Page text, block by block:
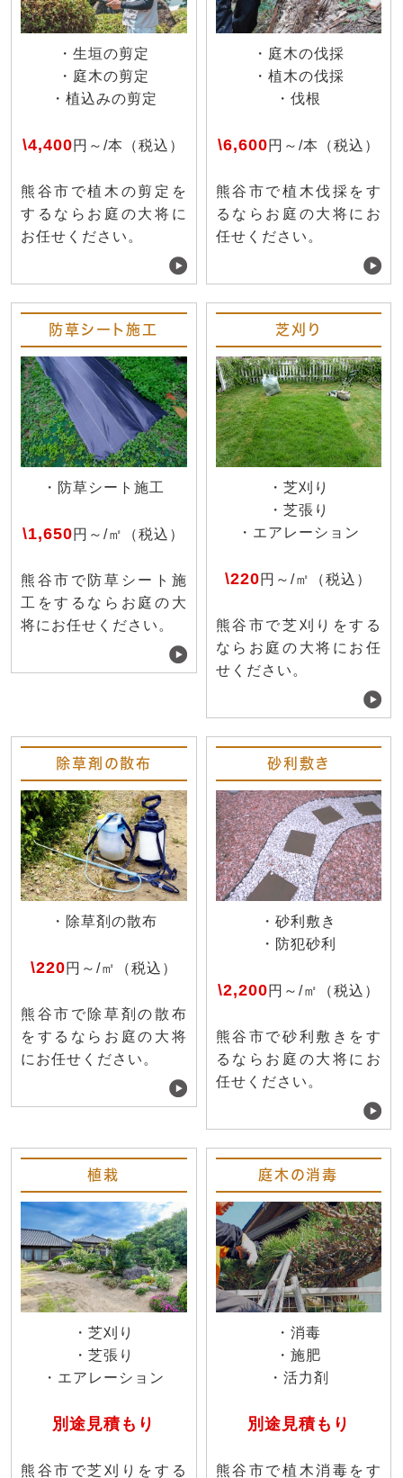
・生垣の剪定
・庭木の剪定
・植込みの剪定
\4,400円～/本（税込）
熊谷市で植木の剪定を
するならお庭の大将に
お任せください。
・庭木の伐採
・植木の伐採
・伐根
\6,600円～/本（税込）
熊谷市で植木伐採をす
るならお庭の大将にお
任せください。
防草シート施工
・防草シート施工
\1,650円～/㎡（税込）
熊谷市で防草シート施
工をするならお庭の大
将にお任せください。
芝刈り
・芝刈り
・芝張り
・エアレーション
\220円～/㎡（税込）
熊谷市で芝刈りをする
ならお庭の大将にお任
せください。
除草剤の散布
・除草剤の散布
\220円～/㎡（税込）
熊谷市で除草剤の散布
をするならお庭の大将
にお任せください。
砂利敷き
・砂利敷き
・防犯砂利
\2,200円～/㎡（税込）
熊谷市で砂利敷きをす
るならお庭の大将にお
任せください。
植栽
・芝刈り
・芝張り
・エアレーション
別途見積もり
熊谷市で芝刈りをする
庭木の消毒
・消毒
・施肥
・活力剤
別途見積もり
熊谷市で植木消毒をす